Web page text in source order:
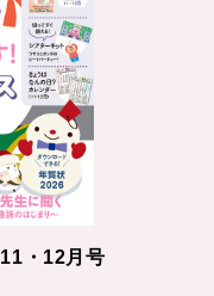
・12月号